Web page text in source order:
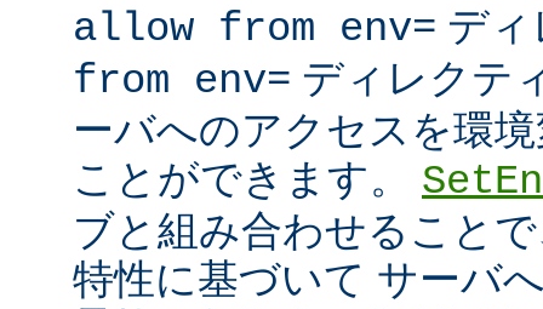
allow from env= デ
from env= ディレクテ
ーバへのアクセスを環
ことができます。
ブと組み合わせること
特性に基づいて サーバ